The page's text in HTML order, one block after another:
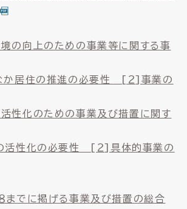
境の向上のための事業等に関する事
か居住の推進の必要性 [２]事業の
活性化のための事業及び措置に関す
活性化の必要性 [２]具体的事業の
８までに掲げる事業及び措置の総合